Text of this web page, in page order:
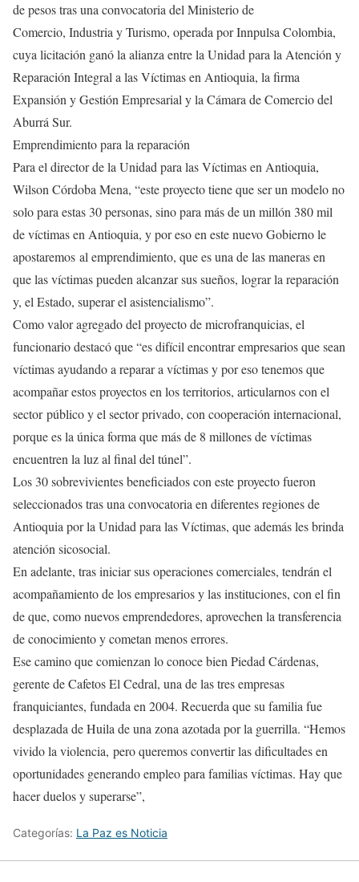
de pesos tras una convocatoria del Ministerio de
Comercio, Industria y Turismo, operada por Innpulsa Colombia,
cuya licitación ganó la alianza entre la Unidad para la Atención y
Reparación Integral a las Víctimas en Antioquia, la firma
Expansión y Gestión Empresarial y la Cámara de Comercio del
Aburrá Sur.
Emprendimiento para la reparación
Para el director de la Unidad para las Víctimas en Antioquia,
Wilson Córdoba Mena, “este proyecto tiene que ser un modelo no
solo para estas 30 personas, sino para más de un millón 380 mil
de víctimas en Antioquia, y por eso en este nuevo Gobierno le
apostaremos al emprendimiento, que es una de las maneras en
que las víctimas pueden alcanzar sus sueños, lograr la reparación
y, el Estado, superar el asistencialismo”.
Como valor agregado del proyecto de microfranquicias, el
funcionario destacó que “es difícil encontrar empresarios que sean
víctimas ayudando a reparar a víctimas y por eso tenemos que
acompañar estos proyectos en los territorios, articularnos con el
sector público y el sector privado, con cooperación internacional,
porque es la única forma que más de 8 millones de víctimas
encuentren la luz al final del túnel”.
Los 30 sobrevivientes beneficiados con este proyecto fueron
seleccionados tras una convocatoria en diferentes regiones de
Antioquia por la Unidad para las Víctimas, que además les brinda
atención sicosocial.
En adelante, tras iniciar sus operaciones comerciales, tendrán el
acompañamiento de los empresarios y las instituciones, con el fin
de que, como nuevos emprendedores, aprovechen la transferencia
de conocimiento y cometan menos errores.
Ese camino que comienzan lo conoce bien Piedad Cárdenas,
gerente de Cafetos El Cedral, una de las tres empresas
franquiciantes, fundada en 2004. Recuerda que su familia fue
desplazada de Huila de una zona azotada por la guerrilla. “Hemos
vivido la violencia, pero queremos convertir las dificultades en
oportunidades generando empleo para familias víctimas. Hay que
hacer duelos y superarse”,
Categorías: La Paz es Noticia